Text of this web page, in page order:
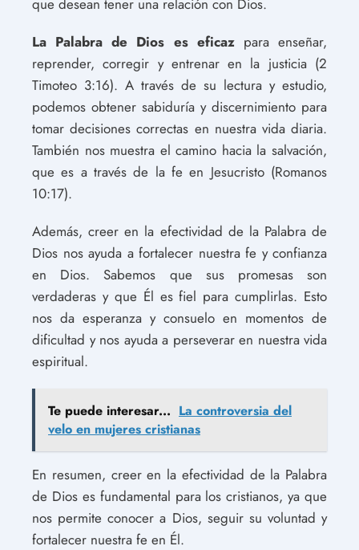
que desean tener una relación con Dios.
La Palabra de Dios es eficazpara enseñar,
reprender, corregir y entrenar en la justicia (2
Timoteo 3:16). A través de su lectura y estudio,
podemos obtener sabiduría y discernimiento para
tomar decisiones correctas en nuestra vida diaria.
También nos muestra el camino hacia la salvación,
que es a través de la fe en Jesucristo (Romanos
10:17).
Además, creer en la efectividad de la Palabra de
Dios nos ayuda a fortalecer nuestra fe y confianza
en Dios. Sabemos que sus promesas son
verdaderas y que Él es fiel para cumplirlas. Esto
nos da esperanza y consuelo en momentos de
dificultad y nos ayuda a perseverar en nuestra vida
espiritual.
Te puede interesar... La controversia del
velo en mujeres cristianas
En resumen, creer en la efectividad de la Palabra
de Dios es fundamental para los cristianos, ya que
nos permite conocer a Dios, seguir su voluntad y
fortalecer nuestra fe en Él.